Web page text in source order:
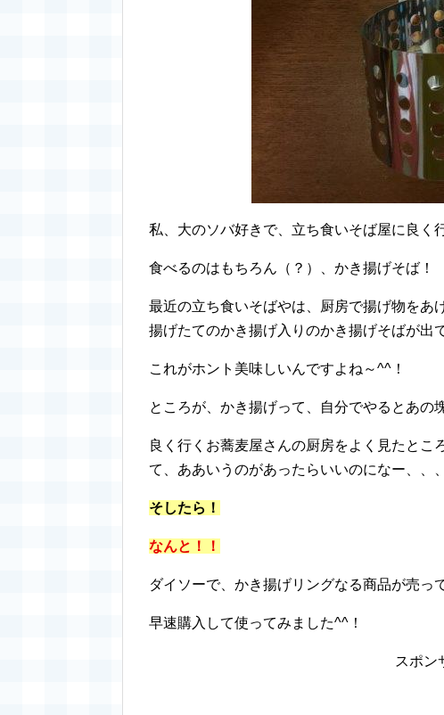
私、大のソバ好きで、立ち食いそば屋に良く
食べるのはもちろん（？）、かき揚げそば！
最近の立ち食いそばやは、厨房で揚げ物をあ
揚げたてのかき揚げ入りのかき揚げそばが出
これがホント美味しいんですよね～^^！
ところが、かき揚げって、自分でやるとあの
良く行くお蕎麦屋さんの厨房をよく見たとこ
て、ああいうのがあったらいいのになー、、
そしたら！
なんと！！
ダイソーで、かき揚げリングなる商品が売っ
早速購入して使ってみました^^！
スポン